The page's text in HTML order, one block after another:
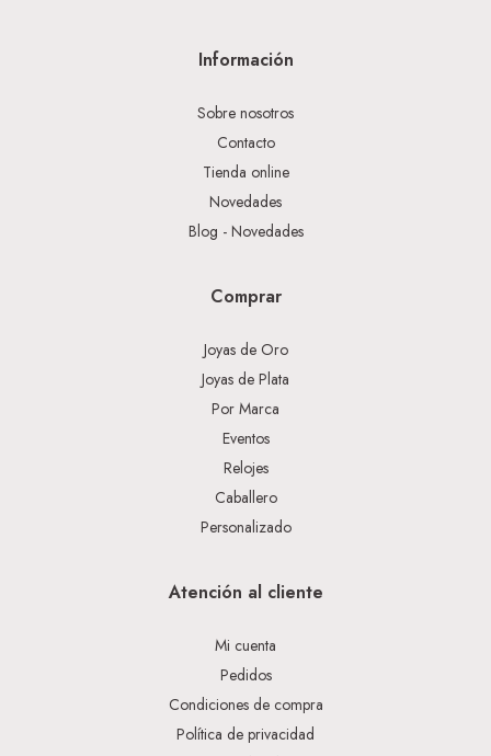
Información
Sobre nosotros
Contacto
Tienda online
Novedades
Blog - Novedades
Comprar
Joyas de Oro
Joyas de Plata
Por Marca
Eventos
Relojes
Caballero
Personalizado
Atención al cliente
Mi cuenta
Pedidos
Condiciones de compra
Política de privacidad